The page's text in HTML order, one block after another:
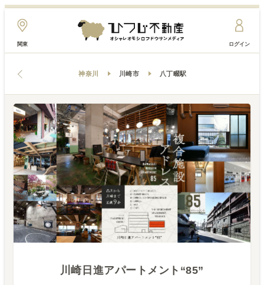
関東 ログイン
神奈川 川崎市 八丁畷駅
HOUSEREVIEW
日常の解体・再構築
2018-06-18
川崎日進アパートメント“85”